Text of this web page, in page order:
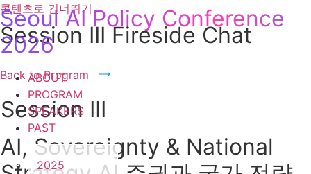
콘텐츠로 건너뛰기
Seoul AI Policy Conference
2026
ABOUT
PROGRAM
SPEAKERS
PAST
2025
Session III Fireside Chat
Back to Program
Session III
AI, Sovereignty & National